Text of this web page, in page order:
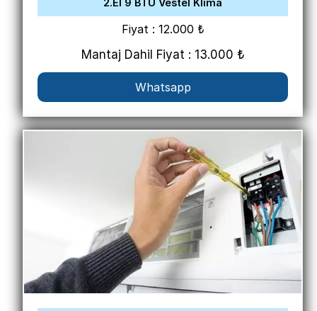
Fiyat : 12.000 ₺
Mantaj Dahil Fiyat : 13.000 ₺
Whatsapp